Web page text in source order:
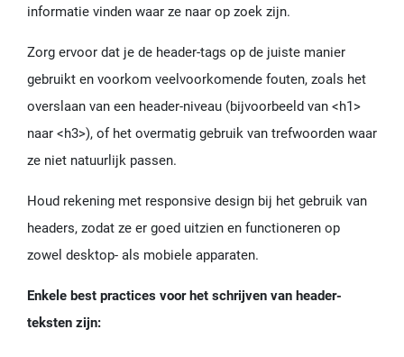
informatie vinden waar ze naar op zoek zijn.
Zorg ervoor dat je de header-tags op de juiste manier
gebruikt en voorkom veelvoorkomende fouten, zoals het
overslaan van een header-niveau (bijvoorbeeld van <h1>
naar <h3>), of het overmatig gebruik van trefwoorden waar
ze niet natuurlijk passen.
Houd rekening met responsive design bij het gebruik van
headers, zodat ze er goed uitzien en functioneren op
zowel desktop- als mobiele apparaten.
Enkele best practices voor het schrijven van header-
teksten zijn: